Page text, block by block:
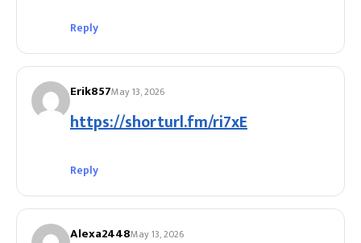
Reply
Erik857May 13, 2026
https://shorturl.fm/ri7xE
Reply
Alexa2448May 13, 2026